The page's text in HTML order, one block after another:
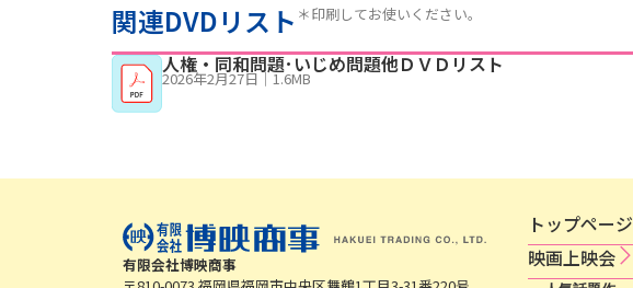
関連DVDリスト ＊印刷してお使いください。
人権・同和問題･いじめ問題他ＤＶＤリスト
2026年2月27日｜1.6MB
有限会社博映商事
トップページ
映​画​上​映​会​​